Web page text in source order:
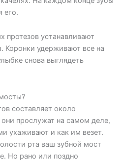
его.
протезов устанавливают
Коронки удерживают все на
снова выглядеть
составляет около
они прослужат на самом деле,
ухаживают и как им везет.
рта ваш зубной мост
Но рано или поздно